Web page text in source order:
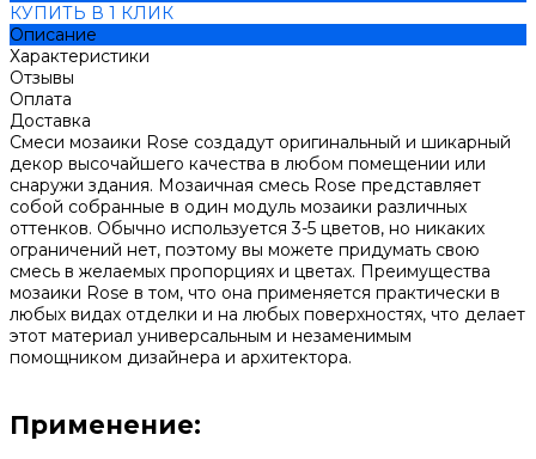
КУПИТЬ В 1 КЛИК
Описание
Характеристики
Отзывы
Оплата
Доставка
Смеси мозаики Rose создадут оригинальный и шикарный
декор высочайшего качества в любом помещении или
снаружи здания. Мозаичная смесь Rose представляет
собой собранные в один модуль мозаики различных
оттенков. Обычно используется 3-5 цветов, но никаких
ограничений нет, поэтому вы можете придумать свою
смесь в желаемых пропорциях и цветах. Преимущества
мозаики Rose в том, что она применяется практически в
любых видах отделки и на любых поверхностях, что делает
этот материал универсальным и незаменимым
помощником дизайнера и архитектора.
Применение: